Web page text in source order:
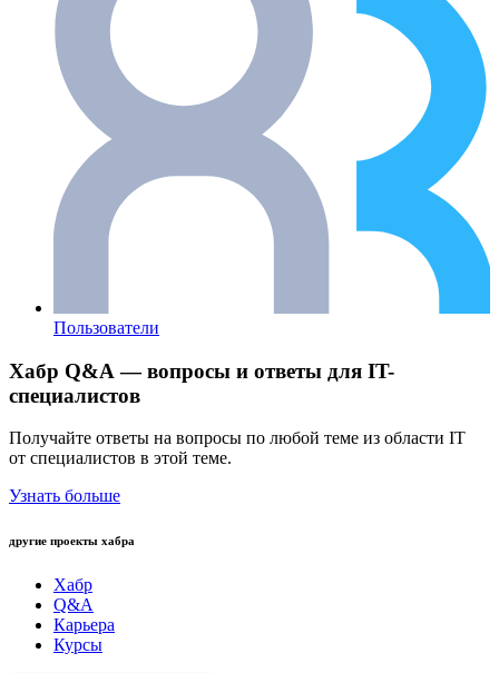
Пользователи
Хабр Q&A — вопросы и ответы для IT-
специалистов
Получайте ответы на вопросы по любой теме из области IT
от специалистов в этой теме.
Узнать больше
другие проекты хабра
Хабр
Q&A
Карьера
Курсы